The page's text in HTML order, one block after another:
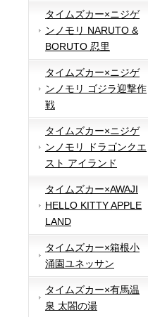
タイムズカー×ニジゲ
ンノモリ NARUTO &
BORUTO 忍里
タイムズカー×ニジゲ
ンノモリ ゴジラ迎撃作
戦
タイムズカー×ニジゲ
ンノモリ ドラゴンクエ
スト アイランド
タイムズカー×AWAJI
HELLO KITTY APPLE
LAND
タイムズカー×箱根小
涌園ユネッサン
タイムズカー×有馬温
泉 太閤の湯